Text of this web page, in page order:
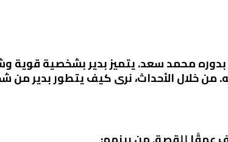
محمد سعد. يتميز بدير بشخصية قوية
من خلال الأحداث، نرى كيف يتطور بدير